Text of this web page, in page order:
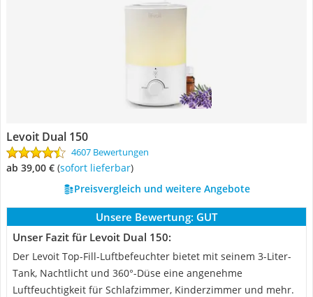
Levoit Dual 150
4607 Bewertungen
ab 39,00 € ( Sofort lieferbar)
Preisvergleich und weitere Angebote
Unsere Bewertung: GUT
Unser Fazit für Levoit Dual 150:
Der Levoit Top-Fill-Luftbefeuchter bietet mit seinem 3-Liter-
Tank, Nachtlicht und 360°-Düse eine angenehme
Luftfeuchtigkeit für Schlafzimmer, Kinderzimmer und mehr.